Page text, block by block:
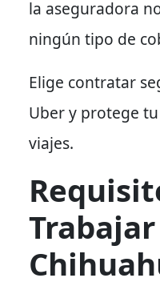
la aseguradora
ningún tipo de
Elige contratar
Uber y protege
viajes.